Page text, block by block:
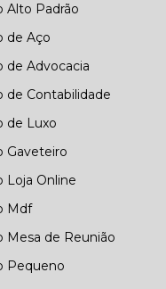
Alto Padrão
de Aço
de Advocacia
de Contabilidade
de Luxo
Gaveteiro
Loja Online
Mdf
Mesa de Reunião
Pequeno